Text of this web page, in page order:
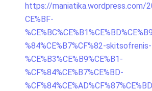
https://maniatika.wordpress.com/
CE%BF-
%84%CE%B7%CF%82-skitsofrenis-
%CE%B3%CE%B9%CE%B1-
%CF%84%CE%B7%CE%BD-